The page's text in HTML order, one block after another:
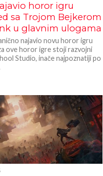
horor igru
sa Trojom Bejkerom
u glavnim ulogama
najavio novu horor igru
ove horor igre stoji razvojni
Studio, inače najpoznatiji po